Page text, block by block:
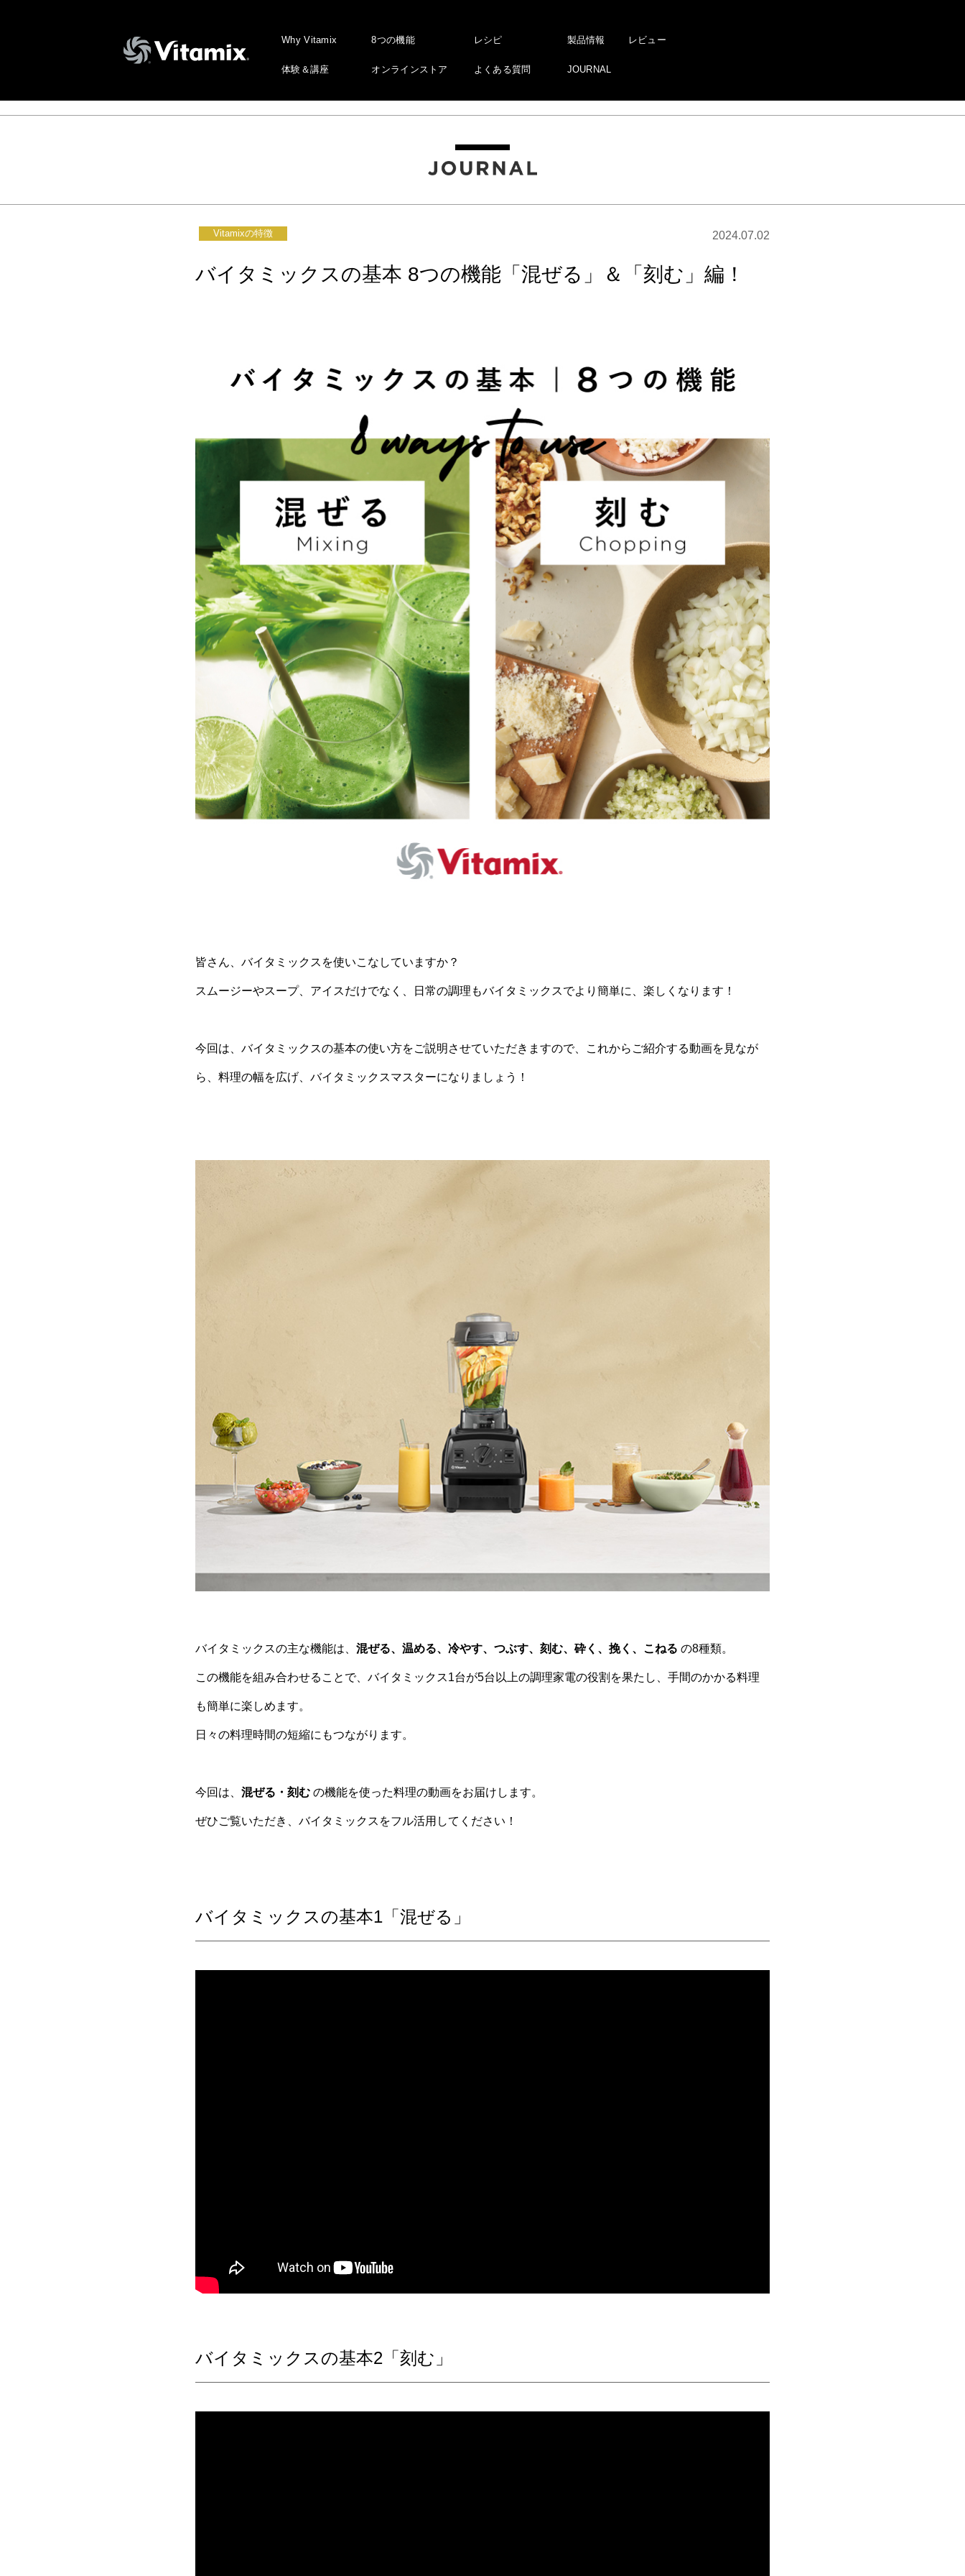
Why Vitamix
体験＆講座
8つの機能
オンラインストア
レシピ
よくある質問
製品情報
JOURNAL
レビュー
Vitamixの特徴 2024.07.02
バイタミックスの基本 8つの機能「混ぜる」＆「刻む」編！
皆さん、バイタミックスを使いこなしていますか？
スムージーやスープ、アイスだけでなく、日常の調理もバイタミックスでより簡単に、楽しくなります！
今回は、バイタミックスの基本の使い方をご説明させていただきますので、これからご紹介する動画を見なが
ら、料理の幅を広げ、バイタミックスマスターになりましょう！
バイタミックスの主な機能は、 混ぜる、温める、冷やす、つぶす、刻む、砕く、挽く、こねる の8種類。
この機能を組み合わせることで、バイタミックス1台が5台以上の調理家電の役割を果たし、手間のかかる料理
も簡単に楽しめます。
日々の料理時間の短縮にもつながります。
今回は、 混ぜる・刻む の機能を使った料理の動画をお届けします。
ぜひご覧いただき、バイタミックスをフル活用してください！
バイタミックスの基本1「混ぜる」
バイタミックスの基本2「刻む」